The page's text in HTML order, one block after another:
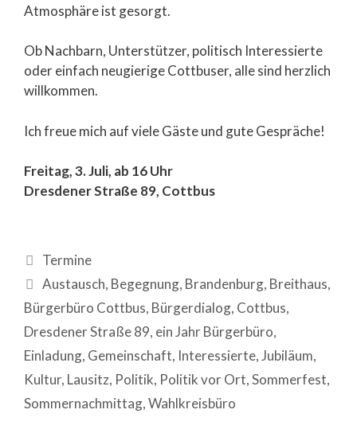
Atmosphäre ist gesorgt.
Ob Nachbarn, Unterstützer, politisch Interessierte
oder einfach neugierige Cottbuser, alle sind herzlich
willkommen.
Ich freue mich auf viele Gäste und gute Gespräche!
Freitag, 3. Juli, ab 16 Uhr
Dresdener Straße 89, Cottbus
Termine
Austausch, Begegnung, Brandenburg, Breithaus,
Bürgerbüro Cottbus, Bürgerdialog, Cottbus,
Dresdener Straße 89, ein Jahr Bürgerbüro,
Einladung, Gemeinschaft, Interessierte,Jubiläum,
Kultur, Lausitz, Politik, Politik vor Ort,Sommerfest,
Sommernachmittag,Wahlkreisbüro